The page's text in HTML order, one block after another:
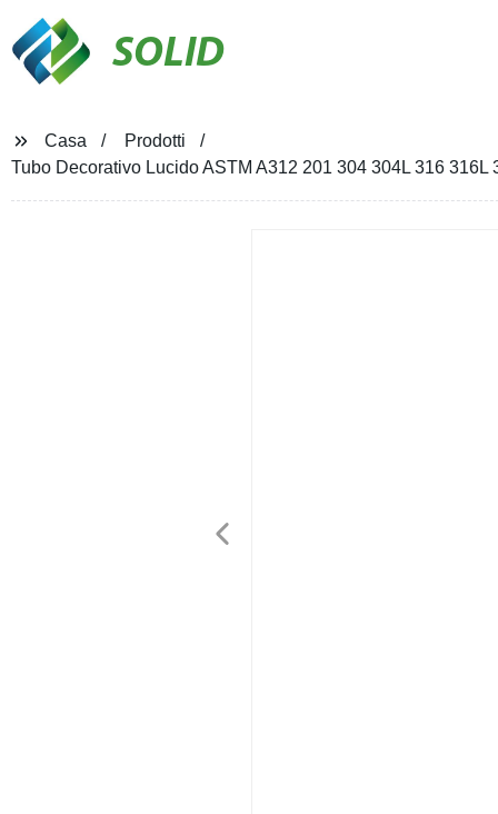
SOLID
Casa
Prodotti
Tubo Decorativo Lucido ASTM A312 201 304 304L 316